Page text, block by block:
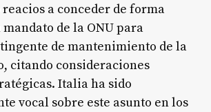
a conceder de forma
de la ONU para
de mantenimiento de la
citando consideraciones
Italia ha sido
vocal sobre este asunto en los